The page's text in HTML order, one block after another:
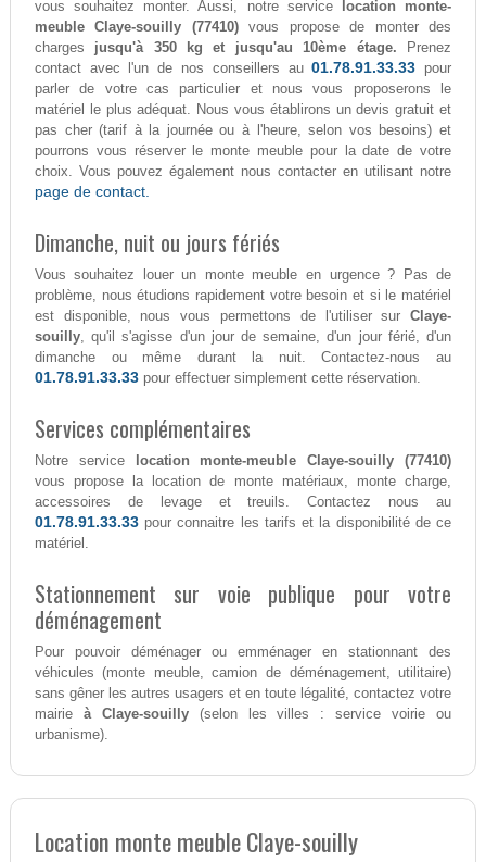
vous souhaitez monter. Aussi, notre service
location monte-
meuble Claye-souilly (77410)vous propose de monter des
charges jusqu'à 350 kg et jusqu'au 10ème étage. Prenez
contact avec l'un de nos conseillers au01.78.91.33.33 pour
parler de votre cas particulier et nous vous proposerons le
matériel le plus adéquat. Nous vous établirons un devis gratuit et
pas cher (tarif à la journée ou à l'heure, selon vos besoins) et
pourrons vous réserver le monte meuble pour la date de votre
choix. Vous pouvez également nous contacter en utilisant notre
page de contact.
Dimanche, nuit ou jours fériés
Vous souhaitez louer un monte meuble en urgence ? Pas de
problème, nous étudions rapidement votre besoin et si le matériel
est disponible, nous vous permettons de l'utiliser surClaye-
souilly, qu'il s'agisse d'un jour de semaine, d'un jour férié, d'un
dimanche ou même durant la nuit. Contactez-nous au
01.78.91.33.33 pour effectuer simplement cette réservation.
Services complémentaires
Notre service
location monte-meuble Claye-souilly (77410)
vous propose la location de monte matériaux, monte charge,
accessoires de levage et treuils. Contactez nous au
01.78.91.33.33 pour connaitre les tarifs et la disponibilité de ce
matériel.
Stationnement sur voie publique pour votre
déménagement
Pour pouvoir déménager ou emménager en stationnant des
véhicules (monte meuble, camion de déménagement, utilitaire)
sans gêner les autres usagers et en toute légalité, contactez votre
mairie à Claye-souilly(selon les villes : service voirie ou
urbanisme).
Location monte meuble Claye-souilly